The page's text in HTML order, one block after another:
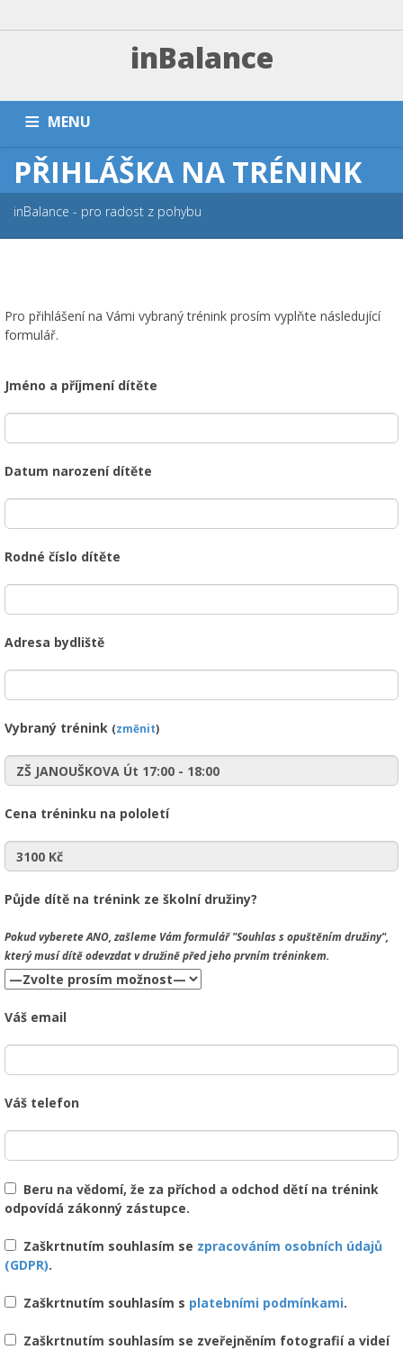
inBalance
MENU
DOMŮ TRÉNINKY A PLATBA ZÁVODNÍ SEKCE
PŘÍMĚŠŤÁKY A KEMPY NÁRAMKY
PŘIHLÁŠKA NA TRÉNINK
inBalance - pro radost z pohybu
Pro přihlášení na Vámi vybraný trénink prosím vyplňte následující
formulář.
Jméno a příjmení dítěte
Datum narození dítěte
Rodné číslo dítěte
Adresa bydliště
Vybraný trénink (změnit)
Cena tréninku na pololetí
Půjde dítě na trénink ze školní družiny?
Pokud vybereteANO , zašleme Vám formulář "Souhlas s opuštěním družiny",
který musí dítě odevzdat v družině před jeho prvním tréninkem.
Váš email
Váš telefon
Beru na vědomí, že za příchod a odchod dětí na trénink
odpovídá zákonný zástupce.
Zaškrtnutím souhlasím se zpracováním osobních údajů
(GDPR).
Zaškrtnutím souhlasím s platebními podmínkami.
Zaškrtnutím souhlasím se zveřejněním fotografií a videí